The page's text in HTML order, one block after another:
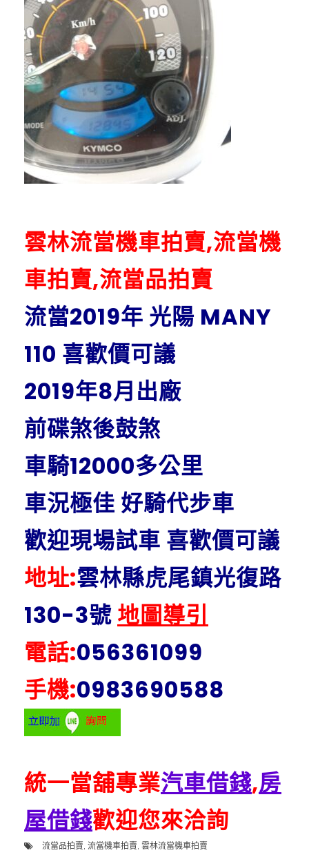
雲林流當機車拍賣,流當機
車拍賣,流當品拍賣
流當2019年 光陽 MANY
110 喜歡價可議
2019年8月出廠
前碟煞後鼓煞
車騎12000多公里
車況極佳 好騎代步車
歡迎現場試車 喜歡價可議
地址:雲林縣虎尾鎮光復路
130-3號 地圖導引
電話:056361099
手機:0983690588
統一當舖專業汽車借錢,房
屋借錢歡迎您來洽詢
流當品拍賣, 流當機車拍賣, 雲林流當機車拍賣